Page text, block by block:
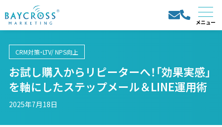
CRM対策・LTV/ NPS向上
お試し購入からリピーターへ！「効果実感」
を軸にしたステップメール＆LINE運用術
2025年7月18日